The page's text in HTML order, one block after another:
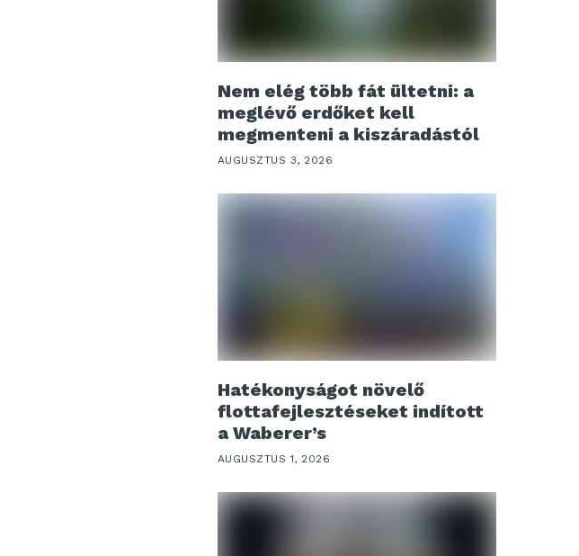
Nem elég több fát ültetni: a
meglévő erdőket kell
megmenteni a kiszáradástól
AUGUSZTUS 3, 2026
Hatékonyságot növelő
flottafejlesztéseket indított
a Waberer’s
AUGUSZTUS 1, 2026